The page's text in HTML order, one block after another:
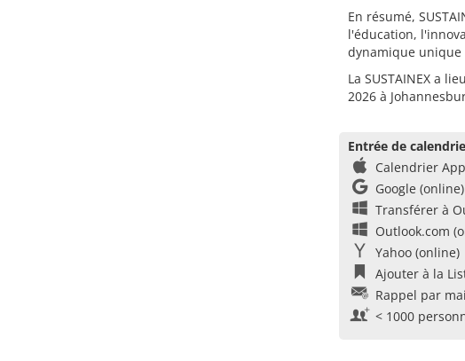
En résumé,
l'éducation,
dynamique unique
La SUSTAINEX a
2026 à
Entrée de
Calendrier
Google (online)
Transférer à
Outlook.com
Yahoo (online)
Ajouter à la
Rappel par
< 1000